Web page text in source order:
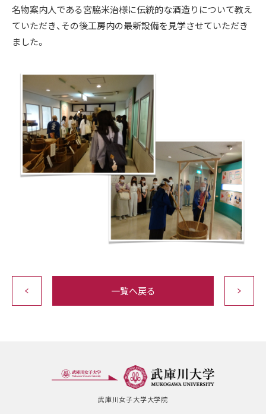
名物案内人である宮脇米治様に伝統的な酒造りについて教え
ていただき、その後工房内の最新設備を見学させていただき
ました。
一覧へ戻る
武庫川女子大学大学院